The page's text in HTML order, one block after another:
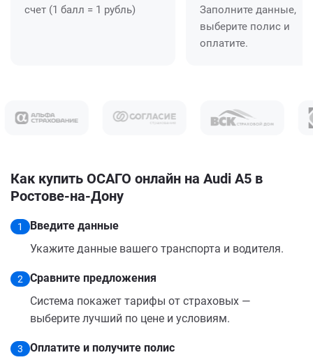
счет (1 балл = 1 рубль)
Заполните данные,
выберите полис и
оплатите.
Как купить ОСАГО онлайн на Audi A5 в
Ростове-на-Дону
1
Введите данные
Укажите данные вашего транспорта и водителя.
2
Сравните предложения
Система покажет тарифы от страховых —
выберите лучший по цене и условиям.
3
Оплатите и получите полис